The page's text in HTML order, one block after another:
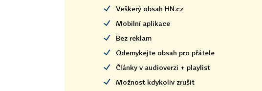
Veškerý obsah HN.cz
Mobilní aplikace
Bez reklam
Odemykejte obsah pro přátele
Články v audioverzi + playlist
Možnost kdykoliv zrušit